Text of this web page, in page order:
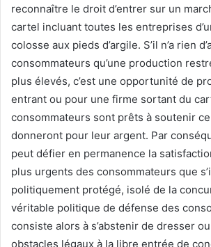
reconnaître le droit d’entrer sur un
cartel incluant toutes les entreprises
colosse aux pieds d’argile. S’il n’a rien
consommateurs qu’une production
plus élevés, c’est une opportunité de
entrant ou pour une firme sortant du
consommateurs sont prêts à soutenir
donneront pour leur argent. Par
peut défier en permanence la
plus urgents des consommateurs que
politiquement protégé, isolé de la
véritable politique de défense des
consiste alors à s’abstenir de dresser
obstacles légaux à la libre entrée de